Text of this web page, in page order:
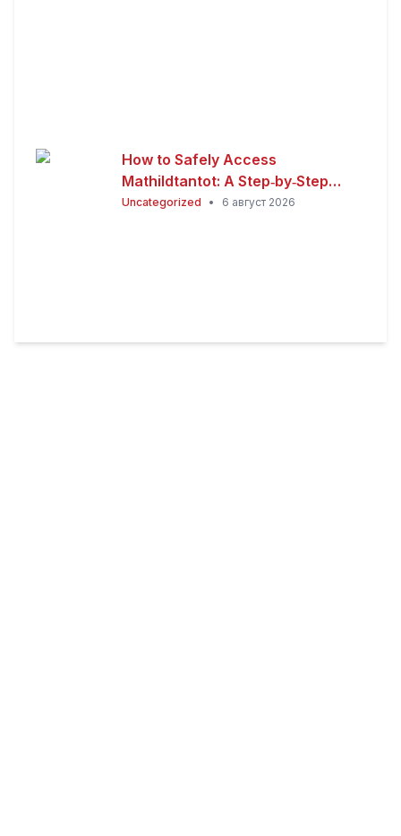
How to Safely Access
Mathildtantot: A Step‑by‑Step
Premium Guide
Uncategorized • 6 август 2026